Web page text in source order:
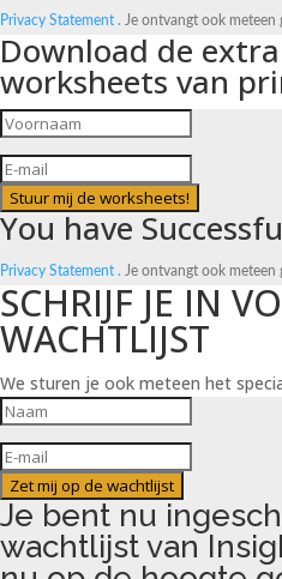
Privacy Statement . Je ontvangt ook meteen
Download de
worksheets van
Stuur mij de worksheets!
You have
Privacy Statement . Je ontvangt ook meteen
SCHRIJF JE IN
WACHTLIJST
We sturen je ook meteen het
Zet mij op de wachtlijst
Je bent nu
wachtlijst van